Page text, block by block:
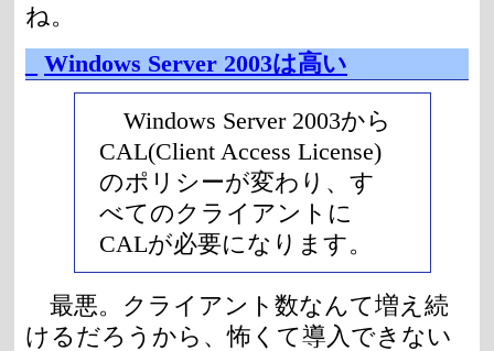
ね。
Windows Server 2003は高い
Windows Server 2003から
CAL(Client Access License)
のポリシーが変わり、す
べてのクライアントに
CALが必要になります。
最悪。クライアント数なんて増え続
けるだろうから、怖くて導入できない